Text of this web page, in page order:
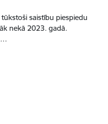
saistību piespiedu
nekā 2023. gadā.